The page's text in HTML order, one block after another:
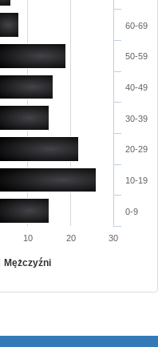
Mężczyźni
0-9
10-19
20-29
30-39
40-49
50-59
60-69
10 20 30